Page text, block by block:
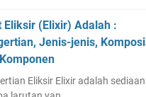
Eliksir (Elixir) Adalah :
Jenis-jenis,
Eliksir Elixir adalah sediaan